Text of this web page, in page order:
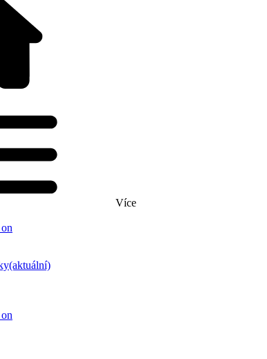
Více
(aktuální)